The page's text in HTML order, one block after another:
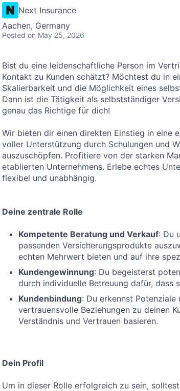
Next Insurance
Aachen, Germany
Posted on May 25, 2026
Bist du eine leidenschaftliche Person im
Kontakt zu Kunden schätzt? Möchtest du in
Skalierbarkeit und die Möglichkeit eines
Dann ist die Tätigkeit als selbstständiger
genau das Richtige für dich!
Wir bieten dir einen direkten Einstieg in eine
voller Unterstützung durch Schulungen und
auszuschöpfen. Profitiere von der starken
etablierten Unternehmens. Erlebe echtes
flexibel und unabhängig.
Deine zentrale Rolle
Kompetente Beratung und Verkauf: Du
passenden Versicherungsprodukte
echten Mehrwert bieten und auf ihre
Kundengewinnung: Du begeisterst
durch individuelle Betreuung dafür, dass
Kundenbindung: Du erkennst
vertrauensvolle Beziehungen zu deinen
Verständnis und Vertrauen basieren.
Dein Profil
Um in dieser Rolle erfolgreich zu sein,